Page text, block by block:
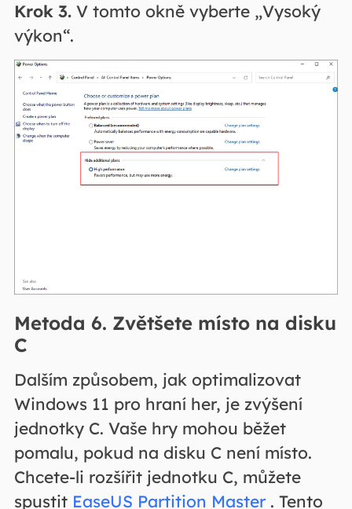
Krok 3.V tomto okně vyberte „Vysoký
výkon“.
Metoda 6. Zvětšete místo na disku
C
Dalším způsobem, jak optimalizovat
Windows 11 pro hraní her, je zvýšení
jednotky C. Vaše hry mohou běžet
pomalu, pokud na disku C není místo.
Chcete-li rozšířit jednotku C, můžete
spustit EaseUS Partition Master. Tento